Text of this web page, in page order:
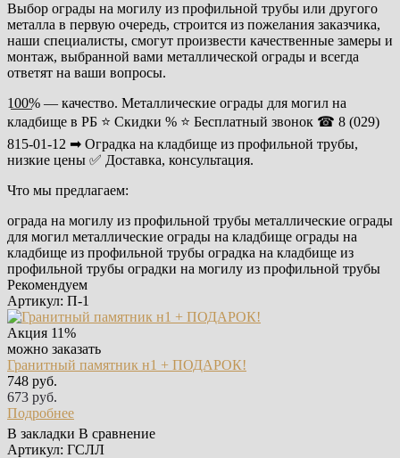
Выбор ограды на могилу из профильной трубы или другого
металла в первую очередь, строится из пожелания заказчика,
наши специалисты, смогут произвести качественные замеры и
монтаж, выбранной вами металлической ограды и всегда
ответят на ваши вопросы.
1̲0̲0̲% — качество. Металлические ограды для могил на
кладбище в РБ ⭐ Скидки % ⭐ Бесплатный звонок ☎ 8 (029)
815-01-12 ➡ Оградка на кладбище из профильной трубы,
низкие цены ✅ Доставка, консультация.
Что мы предлагаем:
ограда на могилу из профильной трубы металлические ограды
для могил металлические ограды на кладбище ограды на
кладбище из профильной трубы оградка на кладбище из
профильной трубы оградки на могилу из профильной трубы
Рекомендуем
Артикул: П-1
Акция 11%
можно заказать
Гранитный памятник н1 + ПОДАРОК!
748 руб.
673 руб.
Подробнее
В закладки В сравнение
Артикул: ГСЛЛ